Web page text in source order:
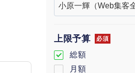
上限予算 必須
総額
月額